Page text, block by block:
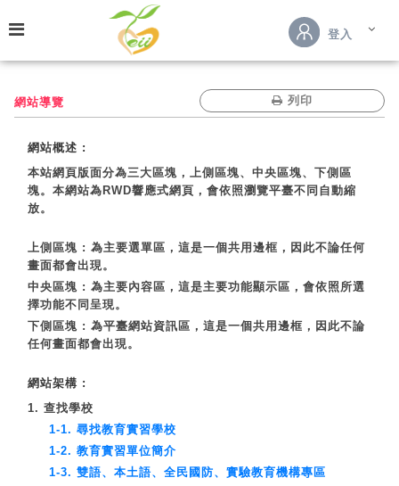
登入
網站導覽 列印
網站概述 :
本站網頁版面分為三大區塊，上側區塊、中央區塊、下側區
塊。本網站為RWD響應式網頁，會依照瀏覽平臺不同自動縮
放。
上側區塊 : 為主要選單區，這是一個共用邊框，因此不論任何
畫面都會出現。
中央區塊 : 為主要內容區，這是主要功能顯示區，會依照所選
擇功能不同呈現。
下側區塊 : 為平臺網站資訊區，這是一個共用邊框，因此不論
任何畫面都會出現。
網站架構 :
1. 查找學校
1-1. 尋找教育實習學校
1-2. 教育實習單位簡介
1-3. 雙語、本土語、全民國防、實驗教育機構專區